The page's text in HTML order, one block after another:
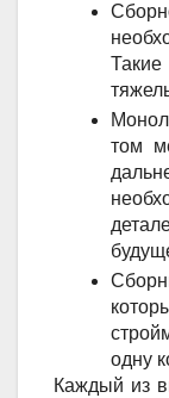
том
одну
Каждый из